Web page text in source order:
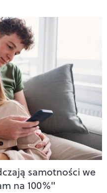
samotności we
na 100%"